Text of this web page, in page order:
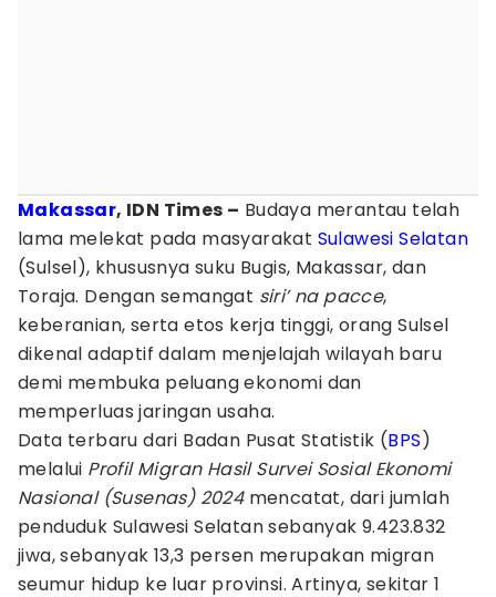
Makassar, IDN Times – Budaya merantau telah
lama melekat pada masyarakat Sulawesi Selatan
(Sulsel), khususnya suku Bugis, Makassar, dan
Toraja. Dengan semangat siri’ na pacce,
keberanian, serta etos kerja tinggi, orang Sulsel
dikenal adaptif dalam menjelajah wilayah baru
demi membuka peluang ekonomi dan
memperluas jaringan usaha.
Data terbaru dari Badan Pusat Statistik (BPS)
melalui Profil Migran Hasil Survei Sosial Ekonomi
Nasional (Susenas) 2024mencatat, dari jumlah
penduduk Sulawesi Selatan sebanyak 9.423.832
jiwa, sebanyak 13,3 persen merupakan migran
seumur hidup ke luar provinsi. Artinya, sekitar 1